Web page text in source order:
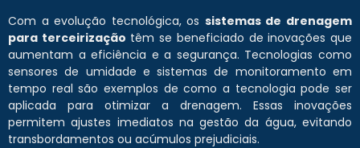
Com a evolução tecnológica, os sistemas de drenagem
para terceirização têm se beneficiado de inovações que
aumentam a eficiência e a segurança. Tecnologias como
sensores de umidade e sistemas de monitoramento em
tempo real são exemplos de como a tecnologia pode ser
aplicada para otimizar a drenagem. Essas inovações
permitem ajustes imediatos na gestão da água, evitando
transbordamentos ou acúmulos prejudiciais.